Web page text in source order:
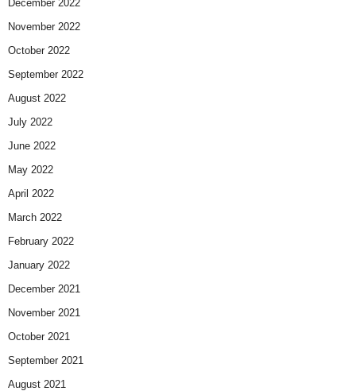
December 2022
November 2022
October 2022
September 2022
August 2022
July 2022
June 2022
May 2022
April 2022
March 2022
February 2022
January 2022
December 2021
November 2021
October 2021
September 2021
August 2021